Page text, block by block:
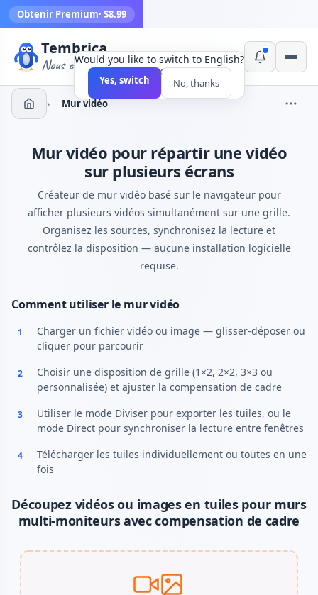
Obtenir Premium· $8.99
Tembrica
Nous créons des outils
› Mur vidéo
Mur vidéo pour répartir une vidéo
sur plusieurs écrans
Créateur de mur vidéo basé sur le navigateur pour
afficher plusieurs vidéos simultanément sur une grille.
Organisez les sources, synchronisez la lecture et
contrôlez la disposition — aucune installation logicielle
requise.
Comment utiliser le mur vidéo
1
Charger un fichier vidéo ou image — glisser-déposer ou
cliquer pour parcourir
2
Choisir une disposition de grille (1×2, 2×2, 3×3 ou
personnalisée) et ajuster la compensation de cadre
3
Utiliser le mode Diviser pour exporter les tuiles, ou le
mode Direct pour synchroniser la lecture entre fenêtres
4
Télécharger les tuiles individuellement ou toutes en une
fois
Découpez vidéos ou images en tuiles pour murs
multi-moniteurs avec compensation de cadre
×
Would you like to switch to English?
Yes, switch No, thanks